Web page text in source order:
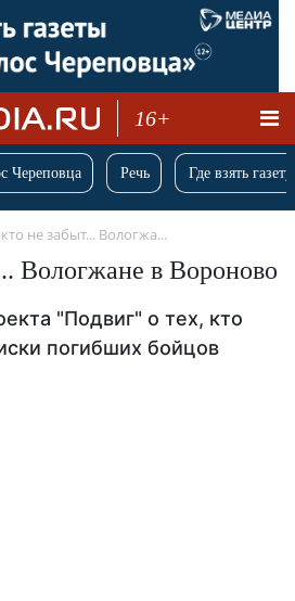
16+
Череповца Речь Где взять
не забыт... Вологжа...
Вологжане в Вороново
"Подвиг" о тех, кто
погибших бойцов